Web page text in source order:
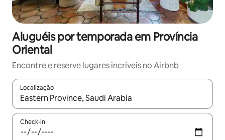
Aluguéis por temporada em Província
Oriental
Encontre e reserve lugares incríveis no Airbnb
Localização
Quando os resultados estiverem disponíveis, explore-os
Check-in